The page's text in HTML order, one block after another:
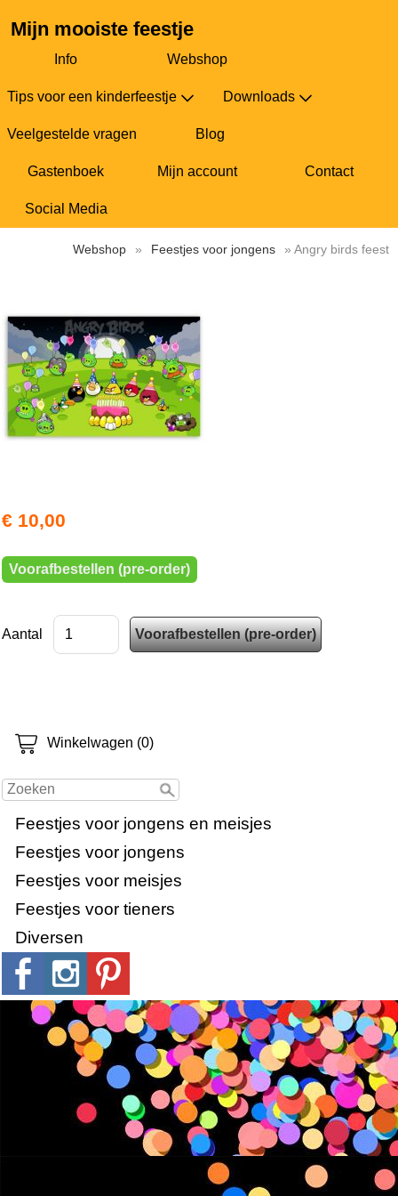
Mijn mooiste feestje
Info Webshop
Tips voor een kinderfeestje Downloads
Veelgestelde vragen Blog
Gastenboek Mijn account Contact
Social Media
Winkelwagen (0)
Feestjes voor jongens en meisjes
Feestjes voor jongens
Feestjes voor meisjes
Feestjes voor tieners
Diversen
Webshop » Feestjes voor jongens » Angry birds feest
€ 10,00
Voorafbestellen (pre-order)
Aantal